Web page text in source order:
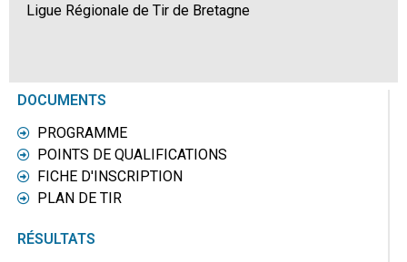
Ligue Régionale de Tir de Bretagne
DOCUMENTS
PROGRAMME
POINTS DE QUALIFICATIONS
FICHE D'INSCRIPTION
PLAN DE TIR
RÉSULTATS